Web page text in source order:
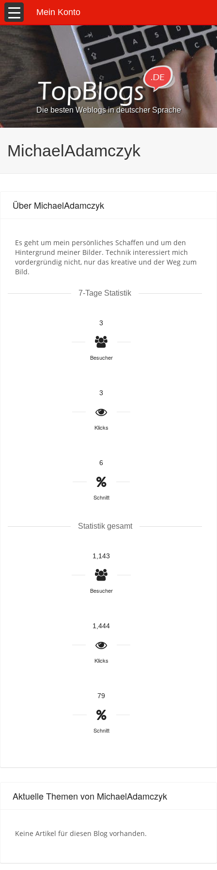
Mein Konto
Die besten Weblogs in deutscher Sprache
MichaelAdamczyk
Über MichaelAdamczyk
Es geht um mein persönliches Schaffen und um den
Hintergrund meiner Bilder. Technik interessiert mich
vordergründig nicht, nur das kreative und der Weg zum
Bild.
7-Tage Statistik
3
Besucher
3
Klicks
6
Schnitt
Statistik gesamt
1,143
Besucher
1,444
Klicks
79
Schnitt
Aktuelle Themen von MichaelAdamczyk
Keine Artikel für diesen Blog vorhanden.